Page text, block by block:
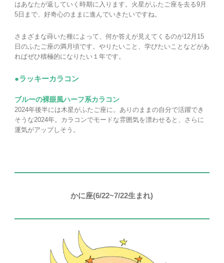
はあなたが返していく時期に入ります。火星がふたご座を去る9月
5日まで、好奇心のままに進んでいきたいですね。
さまざまな蒔いた種によって、何か答えが見えてくるのが12月15
日のふたご座の満月頃です。やりたいこと、学びたいことなどがあ
ればぜひ積極的になりたい１年です。
●ラッキーカラコン
ブルーの裸眼風ハーフ系カラコン
2024年後半には木星がふたご座に。ありのままの自分で活躍でき
そうな2024年。カラコンでモードな雰囲気を漂わせると、さらに
運気がアップしそう。
かに座(6/22~7/22生まれ)